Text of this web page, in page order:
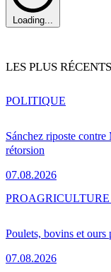
Loading...
LES PLUS RÉCENTS
Sánchez riposte
rétorsion
07.08.2026
POLITIQUE
Poulets, bovins et ours
07.08.2026
PRO